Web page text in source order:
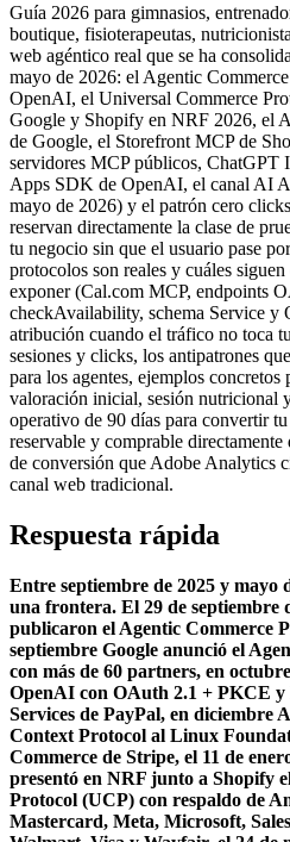
Guía 2026 para gimnasios,
boutique, fisioterapeutas,
web agéntico real que se ha
mayo de 2026: el Agentic
OpenAI, el Universal Commerce
Google y Shopify en NRF 2026, el
de Google, el Storefront MCP de
servidores MCP públicos, ChatGPT
Apps SDK de OpenAI, el canal AI
mayo de 2026) y el patrón cero
reservan directamente la clase de
tu negocio sin que el usuario pase
protocolos son reales y cuáles
exponer (Cal.com MCP, endpoints
checkAvailability, schema Service y
atribución cuando el tráfico no toca
sesiones y clicks, los antipatrones
para los agentes, ejemplos concretos
valoración inicial, sesión nutricional
operativo de 90 días para convertir
reservable y comprable directamente
de conversión que Adobe Analytics
canal web tradicional.
Respuesta rápida
Entre septiembre de 2025 y mayo
una frontera. El 29 de septiembre
publicaron el Agentic Commerce
septiembre Google anunció el
con más de 60 partners, en
OpenAI con OAuth 2.1 + PKCE y
Services de PayPal, en diciembre
Context Protocol al Linux
Commerce de Stripe, el 11 de
presentó en NRF junto a Shopify
Protocol (UCP) con respaldo de
Mastercard, Meta, Microsoft,